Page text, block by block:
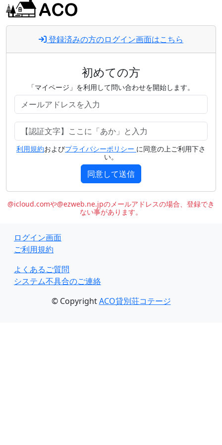
登録済みの方のログイン画面はこちら
初めての方
「マイページ」を利用して問い合わせを開始します。
利用規約およびプライバシーポリシー に同意の上ご利用下さ
い。
同意して送信
@icloud.comや@ezweb.ne.jpのメールアドレスの場合、登録でき
ない事があります。
ログイン画面
ご利用規約
よくあるご質問
システム不具合のご連絡
© CopyrightACO貸別荘コテージ